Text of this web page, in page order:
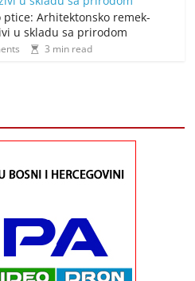
Arhitektonsko remek-
u skladu sa prirodom
3 min read